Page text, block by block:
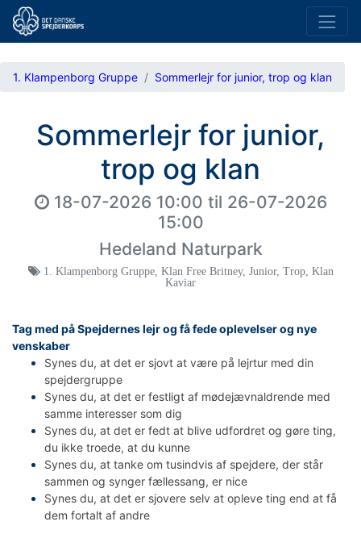
1. Klampenborg Gruppe Sommerlejr for junior, trop og klan
Sommerlejr for junior,
trop og klan
18-07-2026 10:00 til 26-07-2026
15:00
Hedeland Naturpark
1. Klampenborg Gruppe, Klan Free Britney, Junior, Trop, Klan
Kaviar
Tag med på Spejdernes lejr og få fede oplevelser og nye
venskaber
Synes du, at det er sjovt at være på lejrtur med din
spejdergruppe
Synes du, at det er festligt af mødejævnaldrende med
samme interesser som dig
Synes du, at det er fedt at blive udfordret og gøre ting,
du ikke troede, at du kunne
Synes du, at tanke om tusindvis af spejdere, der står
sammen og synger fællessang, er nice
Synes du, at det er sjovere selv at opleve ting end at få
dem fortalt af andre